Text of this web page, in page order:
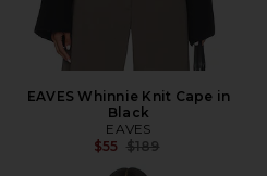
EAVES Whinnie Knit Cape in
Black
EAVES
$55 前の価格:
$189